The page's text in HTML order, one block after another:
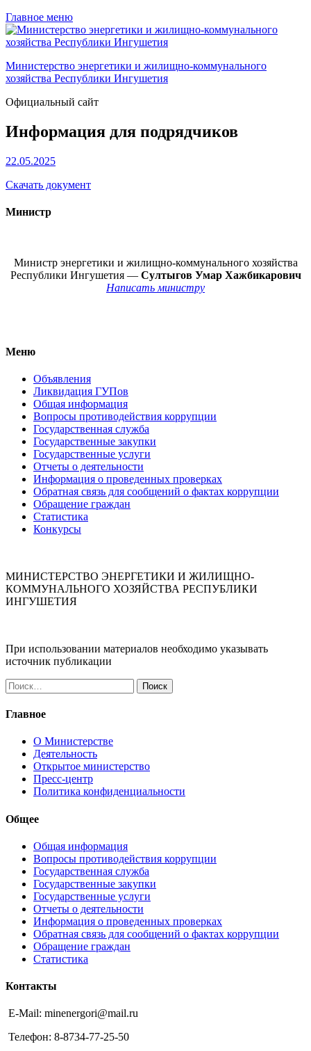
Главное меню
Министерство энергетики и жилищно-коммунального
хозяйства Республики Ингушетия
Официальный сайт
Информация для подрядчиков
22.05.2025
Скачать документ
Министр
Министр энергетики и жилищно-коммунального хозяйства
Республики Ингушетия — Султыгов Умар Хажбикарович
Написать министру
Меню
Объявления
Ликвидация ГУПов
Общая информация
Вопросы противодействия коррупции
Государственная служба
Государственные закупки
Государственные услуги
Отчеты о деятельности
Информация о проведенных проверках
Обратная связь для сообщений о фактах коррупции
Обращение граждан
Статистика
Конкурсы
МИНИСТЕРСТВО ЭНЕРГЕТИКИ И ЖИЛИЩНО-
КОММУНАЛЬНОГО ХОЗЯЙСТВА РЕСПУБЛИКИ
ИНГУШЕТИЯ
При использовании материалов необходимо указывать
источник публикации
Найти:
Главное
О Министерстве
Деятельность
Открытое министерство
Пресс-центр
Политика конфиденциальности
Общее
Общая информация
Вопросы противодействия коррупции
Государственная служба
Государственные закупки
Государственные услуги
Отчеты о деятельности
Информация о проведенных проверках
Обратная связь для сообщений о фактах коррупции
Обращение граждан
Статистика
Контакты
E-Mail: minenergori@mail.ru
Телефон: 8-8734-77-25-50